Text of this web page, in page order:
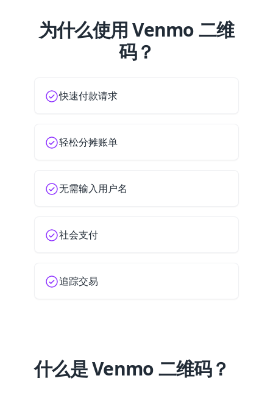
为什么使用 Venmo 二维
码？
快速付款请求
轻松分摊账单
无需输入用户名
社会支付
追踪交易
什么是 Venmo 二维码？